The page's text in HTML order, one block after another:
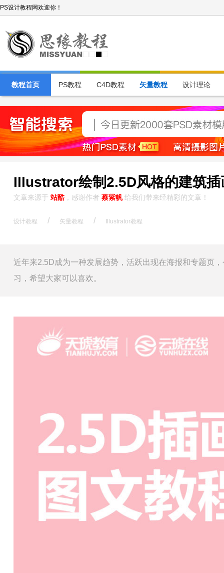
PS设计教程网欢迎你！
教程首页 PS教程 C4D教程 矢量教程 设计理论
Illustrator绘制2.5D风格的建筑插
文章来源于 站酷，感谢作者 蔡紫帆给我们带来经精彩的文章！
设计教程 / 矢量教程 / Illustrator教程
近年来2.5D成为一种发展趋势，活跃出现在海报和专题页
习，希望大家可以喜欢。